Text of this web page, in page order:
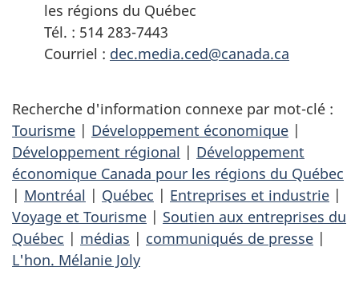
les régions du Québec
Tél. : 514 283-7443
Courriel : dec.media.ced@canada.ca
Recherche d'information connexe par mot-clé :
Tourisme | Développement économique |
Développement régional | Développement
économique Canada pour les régions du Québec
| Montréal | Québec | Entreprises et industrie |
Voyage et Tourisme | Soutien aux entreprises du
Québec | médias | communiqués de presse |
L'hon. Mélanie Joly